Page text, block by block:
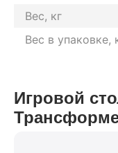
Вес, кг
Вес в упаковке,
Игровой